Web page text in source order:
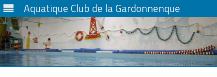
Aquatique Club de la Gardonnenque
Skip